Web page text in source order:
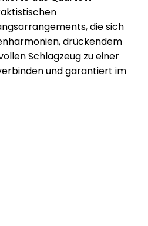
die sich
drückendem
Schlagzeug zu einer
und garantiert im